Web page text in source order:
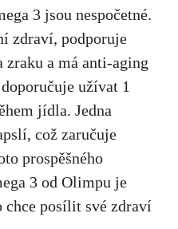
3 jsou nespočetné.
zdraví, podporuje
a má anti-aging
užívat 1
jídla. Jedna
což zaručuje
prospěšného
3 od Olimpu je
chce posílit své zdraví